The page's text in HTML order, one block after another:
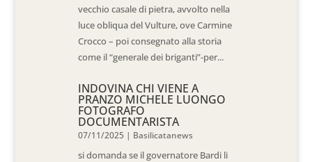
vecchio casale di pietra, avvolto nella
luce obliqua del Vulture, ove Carmine
Crocco – poi consegnato alla storia
come il “generale dei briganti”-per...
INDOVINA CHI VIENE A
PRANZO MICHELE LUONGO
FOTOGRAFO
DOCUMENTARISTA
07/11/2025 | Basilicatanews
si domanda se il governatore Bardi li